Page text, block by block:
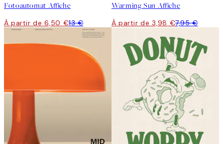
Fotoautomat Affiche
À partir de 6,50 €13 €
Warming Sun Affiche
À partir de 3,98 €7,95 €